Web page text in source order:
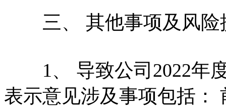
三、 其他事项及风险
1、 导致公司2022年度
表示意见涉及事项包括：